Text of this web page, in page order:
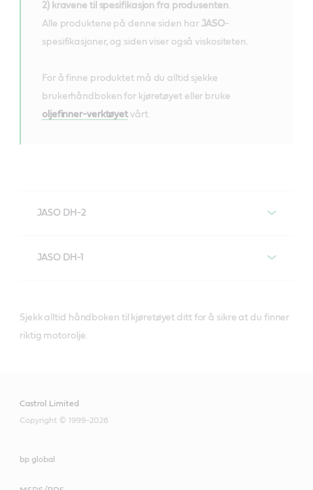
2) kravene til spesifikasjon fra produsenten.
Alle produktene på denne siden har JASO-
spesifikasjoner, og siden viser også viskositeten.
For å finne produktet må du alltid sjekke
brukerhåndboken for kjøretøyet eller bruke
oljefinner-verktøyetvårt.
JASO DH-2
JASO DH-1
spesifikasjon
Sjekk alltid håndboken til kjøretøyet ditt for å sikre at du finner
riktig motorolje.
Castrol Limited
Copyright © 1999-2026
bp global